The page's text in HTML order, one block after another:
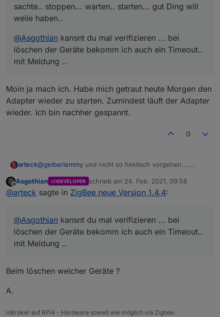
sachte.. stoppen... warten.. starten... gut Ding will
weile haben..
@Asgothian kansnt du mal verifizieren ... bei
löschen der Geräte bekomm ich auch ein Timeout..
mit Meldung ..
Moin ja mach ich. Habe mich getraut heute Morgen den
Adapter wieder zu starten. Zumindest läuft der Adapter
wieder. Ich bin nachher gespannt.
0
arteck@gelberlemmy und nicht so hektisch vorgehen....
haben..
@Asgothiankansnt du mal verifizieren ... bei löschen
der Geräte bekomm ich auch ein Timeout.. mit Meldung
Offline
Asgothian DEVELOPER schrieb am 24. Feb. 2021, 09:58
zuletzt editiert von
@arteck sagte in ZigBee neue Version 1.4.4:
@Asgothian kansnt du mal verifizieren ... bei
löschen der Geräte bekomm ich auch ein Timeout..
mit Meldung ..
Beim löschen welcher Geräte ?
A.
ioBroker auf RPi4 - Hardware soweit wie möglich via Zigbee.